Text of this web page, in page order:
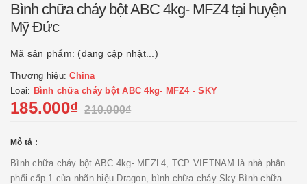
Bình chữa cháy bột ABC 4kg- MFZ4 tại huyện
Mỹ Đức
Mã sản phẩm: (đang cập nhật...)
Thương hiệu:China
Loại: Bình chữa cháy bột ABC 4kg- MFZ4 - SKY
185.000₫ 210.000₫
Mô tả :
Bình chữa cháy bột ABC 4kg- MFZL4, TCP VIETNAM là nhà phân
phối cấp 1 của nhãn hiệu Dragon, bình chữa cháy Sky Bình chữa